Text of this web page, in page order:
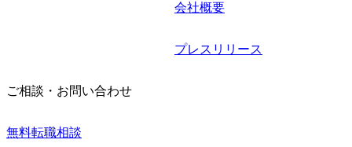
会社概要
プレスリリース
ご相談・お問い合わせ
無料転職相談